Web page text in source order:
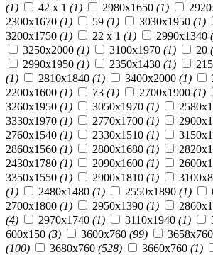
(1)
42 x 1 (1) 2980x1650 (1)
2300x1670 (1) 59 (1) 3030x1950 (1)
3200x1750 (1) 22 x 1 (1) 2990х1340
3250x2000 (1) 3100x1970 (1) 20
2990x1950 (1) 2350x1430 (1)
(1)
2810x1840 (1) 3400x2000 (1)
2200x1600 (1) 73 (1) 2700x1900 (1)
3260x1950 (1) 3050x1970 (1)
3330x1970 (1) 2770x1700 (1)
2760x1540 (1) 2330x1510 (1)
2860x1560 (1) 2800x1680 (1)
2430x1780 (1) 2090x1600 (1)
3350x1550 (1) 2900x1810 (1)
(1)
2480x1480 (1) 2550x1890 (1)
2700x1800 (1) 2950x1390 (1)
(4)
2970x1740 (1) 3110x1940 (1)
600х150 (3) 3600х760 (99) 3658х760
(100)
3680х760 (528) 3660x760 (1)